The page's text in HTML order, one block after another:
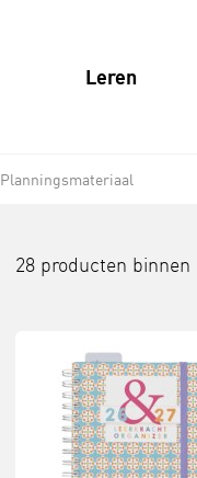
Leren
Planningsmateriaal
28 producten binnen